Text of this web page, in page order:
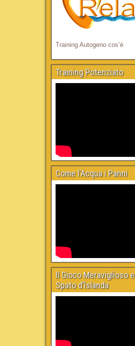
Training Autogeno cos’è
Training Potenziato
Come l’Acqua i Panni
Il Gioco Meraviglioso e
Spato d’Islanda